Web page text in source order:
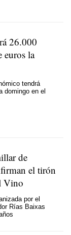
26.000
euros la
tendrá
domingo en el
de
el tirón
Vino
por el
Rías Baixas